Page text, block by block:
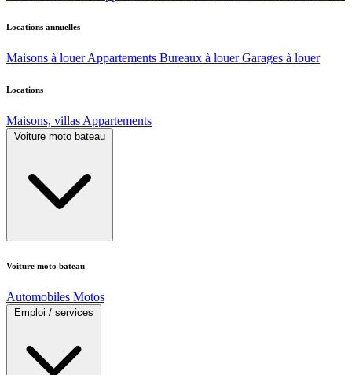
Locations annuelles
Maisons à louer Appartements Bureaux à louer Garages à louer
Locations
Maisons, villas Appartements
Voiture moto bateau
Voiture moto bateau
Automobiles Motos
Emploi / services